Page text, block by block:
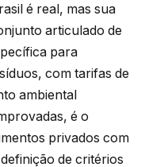
é real, mas sua
articulado de
para
com tarifas de
ambiental
é o
privados com
de critérios